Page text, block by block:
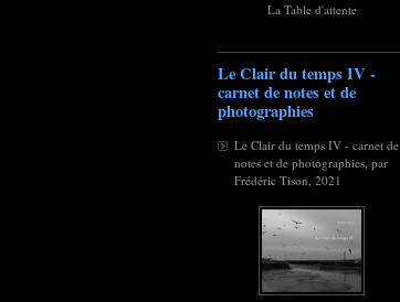
La Table d'attente
Le Clair du temps IV -
carnet de notes et de
photographies
Le Clair du temps IV - carnet de
notes et de photographies, par
Frédéric Tison, 2021